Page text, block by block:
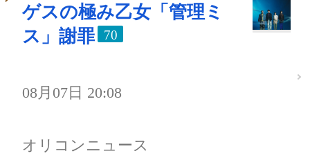
ゲスの極み乙女「管理ミ
ス」謝罪
70
08月07日 20:08
オリコンニュース